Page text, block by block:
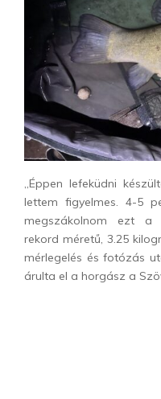
„Éppen lefeküdni
lettem figyelmes. 4-5
megszákolnom ezt a
rekord méretű, 3.25
mérlegelés és fotózás
árulta el a horgász a